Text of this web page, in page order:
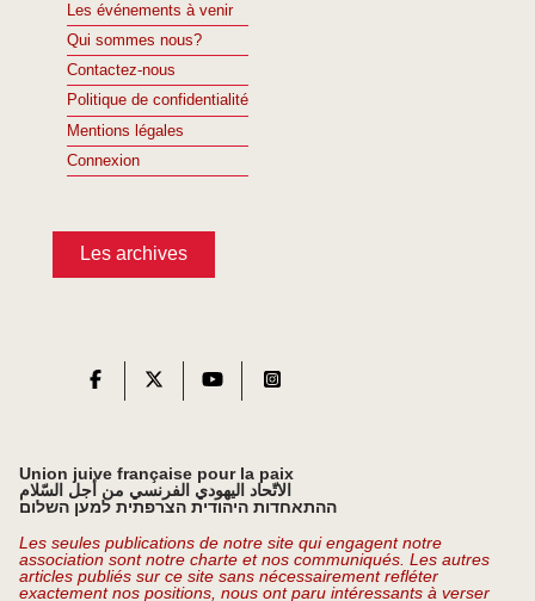
Les événements à venir
Qui sommes nous?
Contactez-nous
Politique de confidentialité
Mentions légales
Connexion
Les archives
Union juive française pour la paix
الاتّحاد اليهودي الفرنسي من أجل السّلام
ההתאחדות היהודית הצרפתית למען השלום
Les seules publications de notre site qui engagent notre
association sont notre charte et nos communiqués. Les autres
articles publiés sur ce site sans nécessairement refléter
exactement nos positions, nous ont paru intéressants à verser